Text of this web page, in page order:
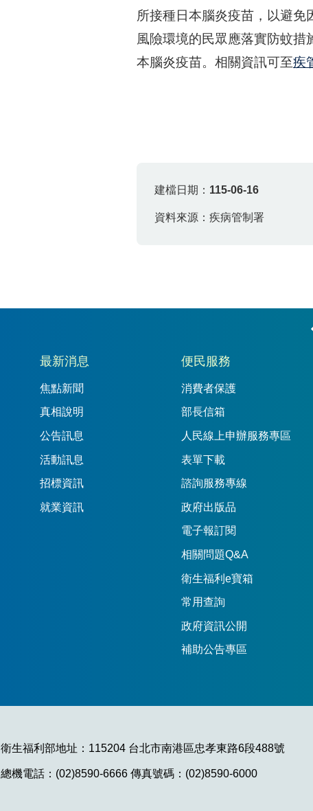
所接種日本腦炎疫苗，以避
風險環境的民眾應落實防蚊措
本腦炎疫苗。相關資訊可至疾
建檔日期： 115-06-16
資料來源：疾病管制署
最新消息
焦點新聞
真相說明
公告訊息
活動訊息
招標資訊
就業資訊
便民服務
消費者保護
部長信箱
人民線上申辦服務專區
表單下載
諮詢服務專線
政府出版品
電子報訂閱
相關問題Q&A
衛生福利e寶箱
常用查詢
政府資訊公開
補助公告專區
衛生福利部地址：115204 台北市南港區忠孝東路6段488號
總機電話：(02)8590-6666 傳真號碼：(02)8590-6000